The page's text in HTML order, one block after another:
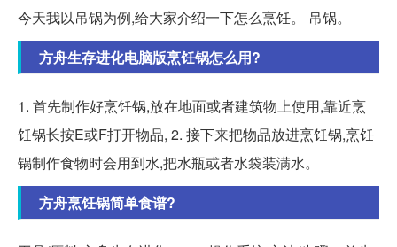
今天我以吊锅为例,给大家介绍一下怎么烹饪。 吊锅。
方舟生存进化电脑版烹饪锅怎么用?
1. 首先制作好烹饪锅,放在地面或者建筑物上使用,靠近烹
饪锅长按E或F打开物品, 2. 接下来把物品放进烹饪锅,烹饪
锅制作食物时会用到水,把水瓶或者水袋装满水。
方舟烹饪锅简单食谱?